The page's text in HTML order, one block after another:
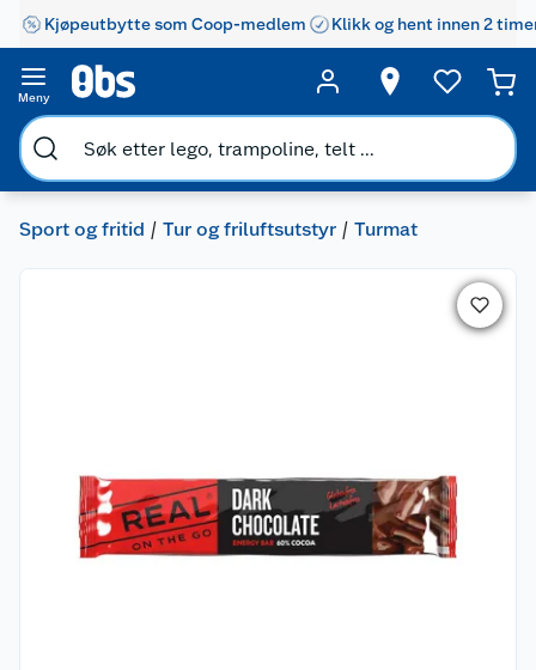
Kjøpeutbytte som Coop-medlem Klikk og hent innen 2
Meny
Sport og fritid Tur og friluftsutstyr Turmat